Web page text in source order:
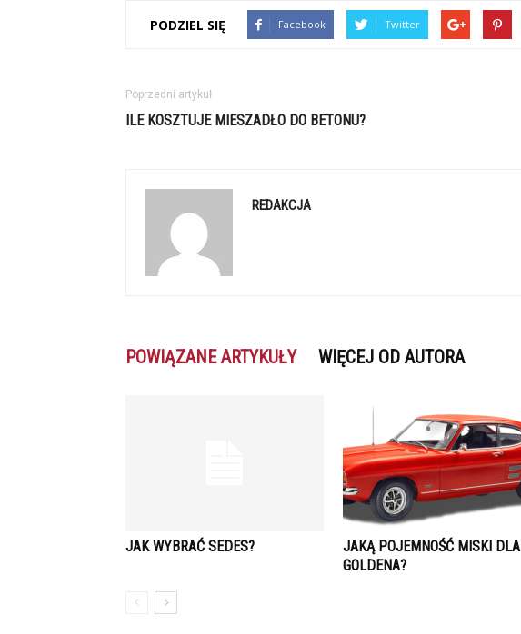
PODZIEL SIĘ Facebook Twitter
Poprzedni artykuł
ILE KOSZTUJE MIESZADŁO DO BETONU?
REDAKCJA
POWIĄZANE ARTYKUŁY WIĘCEJ OD AUTORA
JAK WYBRAĆ SEDES?
JAKĄ POJEMNOŚĆ MISKI DLA
GOLDENA?